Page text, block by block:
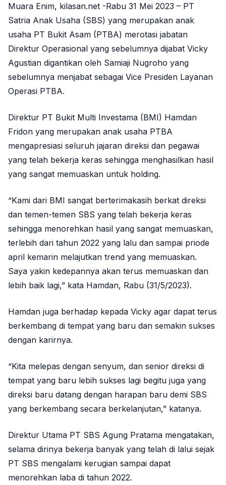
Muara Enim, kilasan.net -Rabu 31 Mei 2023 – PT
Satria Anak Usaha (SBS) yang merupakan anak
usaha PT Bukit Asam (PTBA) merotasi jabatan
Direktur Operasional yang sebelumnya dijabat Vicky
Agustian digantikan oleh Samiaji Nugroho yang
sebelumnya menjabat sebagai Vice Presiden Layanan
Operasi PTBA.
Direktur PT Bukit Multi Investama (BMI) Hamdan
Fridon yang merupakan anak usaha PTBA
mengapresiasi seluruh jajaran direksi dan pegawai
yang telah bekerja keras sehingga menghasilkan hasil
yang sangat memuaskan untuk holding.
“Kami dari BMI sangat berterimakasih berkat direksi
dan temen-temen SBS yang telah bekerja keras
sehingga menorehkan hasil yang sangat memuaskan,
terlebih dari tahun 2022 yang lalu dan sampai priode
april kemarin melajutkan trend yang memuaskan.
Saya yakin kedepannya akan terus memuaskan dan
lebih baik lagi,” kata Hamdan, Rabu (31/5/2023).
Hamdan juga berhadap kepada Vicky agar dapat terus
berkembang di tempat yang baru dan semakin sukses
dengan karirnya.
“Kita melepas dengan senyum, dan senior direksi di
tempat yang baru lebih sukses lagi begitu juga yang
direksi baru datang dengan harapan baru demi SBS
yang berkembang secara berkelanjutan,” katanya.
Direktur Utama PT SBS Agung Pratama mengatakan,
selama dirinya bekerja banyak yang telah di lalui sejak
PT SBS mengalami kerugian sampai dapat
menorehkan laba di tahun 2022.